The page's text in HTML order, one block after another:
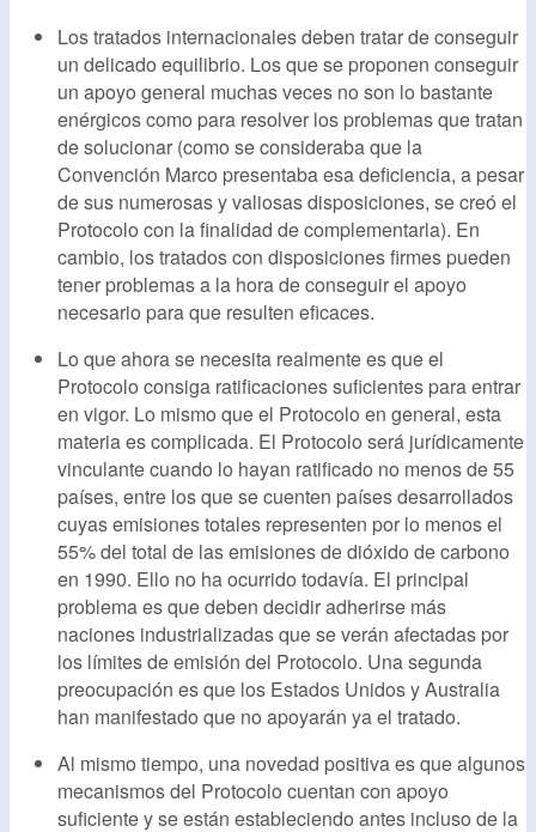
Los tratados internacionales deben tratar de conseguir
un delicado equilibrio. Los que se proponen conseguir
un apoyo general muchas veces no son lo bastante
enérgicos como para resolver los problemas que tratan
de solucionar (como se consideraba que la
Convención Marco presentaba esa deficiencia, a pesar
de sus numerosas y valiosas disposiciones, se creó el
Protocolo con la finalidad de complementarla). En
cambio, los tratados con disposiciones firmes pueden
tener problemas a la hora de conseguir el apoyo
necesario para que resulten eficaces.
Lo que ahora se necesita realmente es que el
Protocolo consiga ratificaciones suficientes para entrar
en vigor. Lo mismo que el Protocolo en general, esta
materia es complicada. El Protocolo será jurídicamente
vinculante cuando lo hayan ratificado no menos de 55
países, entre los que se cuenten países desarrollados
cuyas emisiones totales representen por lo menos el
55% del total de las emisiones de dióxido de carbono
en 1990. Ello no ha ocurrido todavía. El principal
problema es que deben decidir adherirse más
naciones industrializadas que se verán afectadas por
los límites de emisión del Protocolo. Una segunda
preocupación es que los Estados Unidos y Australia
han manifestado que no apoyarán ya el tratado.
Al mismo tiempo, una novedad positiva es que algunos
mecanismos del Protocolo cuentan con apoyo
suficiente y se están estableciendo antes incluso de la